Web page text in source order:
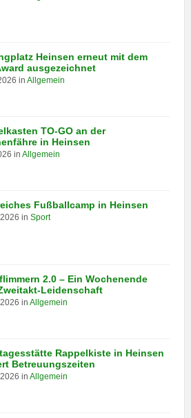
Heinsen erneut mit dem
ausgezeichnet
in Allgemein
TO-GO an der
in Heinsen
in Allgemein
Fußballcamp in Heinsen
in Sport
2.0 – Ein Wochenende
Leidenschaft
in Allgemein
Rappelkiste in Heinsen
Betreuungszeiten
in Allgemein